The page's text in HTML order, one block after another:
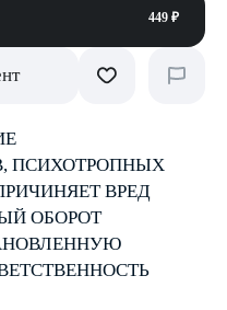
449 ₽
ПСИХОТРОПНЫХ
ВРЕД
ОБОРОТ